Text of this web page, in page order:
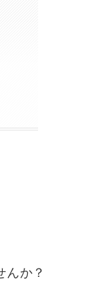
んか？